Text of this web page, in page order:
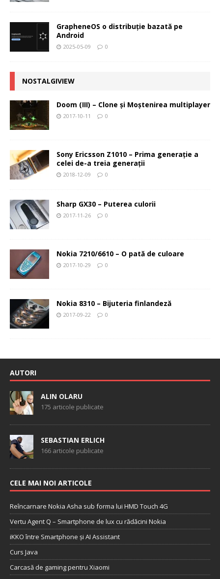
GrapheneOS o distribuție bazată pe
Android
2025-05-09 0
NOSTALGIVIEW
Doom (III) – Clone şi Moştenirea multiplayer
2017-10-11 0
Sony Ericsson Z1010 – Prima generaţie a
celei de-a treia generaţii
2018-12-09 0
Sharp GX30 – Puterea culorii
2017-11-26 0
Nokia 7210/6610 – O pată de culoare
2017-10-29 0
Nokia 8310 – Bijuteria finlandeză
2017-09-22 0
AUTORI
ALIN OLARU
175 articole publicate
SEBASTIAN ERLICH
166 articole publicate
CELE MAI NOI ARTICOLE
Reîncarnare Nokia Asha sub forma lui HMD Touch 4G
Vertu Agent Q – Smartphone de lux cu rădăcini Nokia
iKKO între Smartphone și AI Assistant
Curs Java
Carcasă de gaming pentru Xiaomi